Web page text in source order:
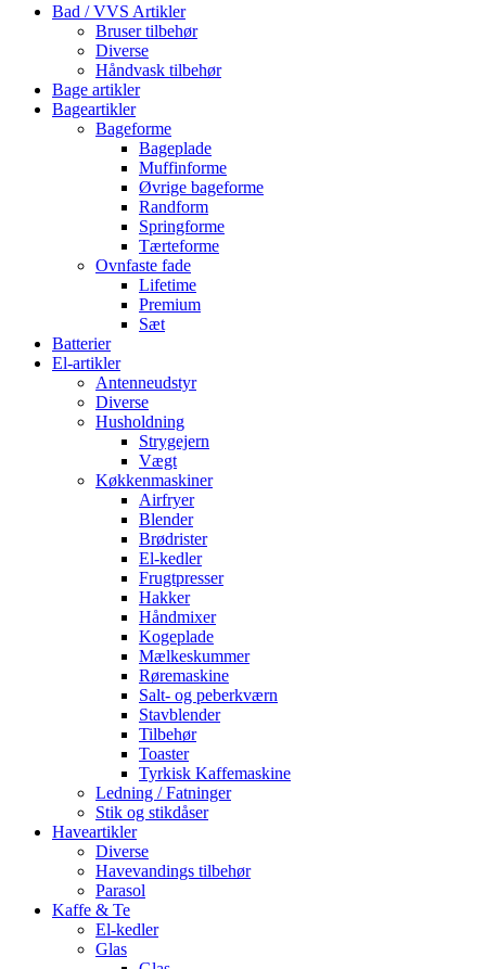
Bad / VVS Artikler
Bruser tilbehør
Diverse
Håndvask tilbehør
Bage artikler
Bageartikler
Bageforme
Bageplade
Muffinforme
Øvrige bageforme
Randform
Springforme
Tærteforme
Ovnfaste fade
Lifetime
Premium
Sæt
Batterier
El-artikler
Antenneudstyr
Diverse
Husholdning
Strygejern
Vægt
Køkkenmaskiner
Airfryer
Blender
Brødrister
El-kedler
Frugtpresser
Hakker
Håndmixer
Kogeplade
Mælkeskummer
Røremaskine
Salt- og peberkværn
Stavblender
Tilbehør
Toaster
Tyrkisk Kaffemaskine
Ledning / Fatninger
Stik og stikdåser
Haveartikler
Diverse
Havevandings tilbehør
Parasol
Kaffe & Te
El-kedler
Glas